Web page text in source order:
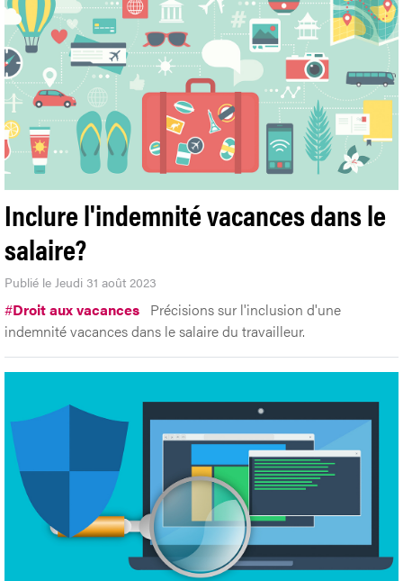
Inclure l'indemnité vacances dans le
salaire?
Publié le Jeudi 31 août 2023
#Droit aux vacances Précisions sur l'inclusion d'une
indemnité vacances dans le salaire du travailleur.